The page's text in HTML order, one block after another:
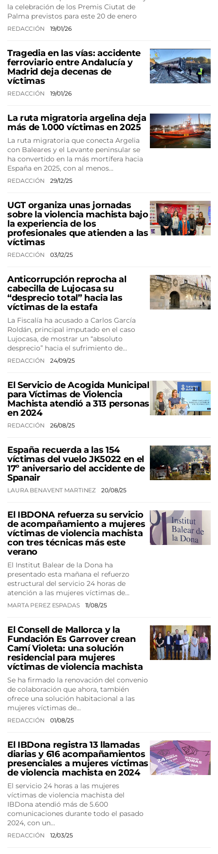
la celebración de los Premis Ciutat de
Palma previstos para este 20 de enero
REDACCIÓN 19/01/26
Tragedia en las vías: accidente
ferroviario entre Andalucía y
Madrid deja decenas de
víctimas
REDACCIÓN 19/01/26
La ruta migratoria argelina deja
más de 1.000 víctimas en 2025
La ruta migratoria que conecta Argelia
con Baleares y el Levante peninsular se
ha convertido en la más mortífera hacia
España en 2025, con al menos…
REDACCIÓN 29/12/25
UGT organiza unas jornadas
sobre la violencia machista bajo
la experiencia de los
profesionales que atienden a las
víctimas
REDACCIÓN 03/12/25
Anticorrupción reprocha al
cabecilla de Lujocasa su
“desprecio total” hacia las
víctimas de la estafa
La Fiscalía ha acusado a Carlos García
Roldán, principal imputado en el caso
Lujocasa, de mostrar un “absoluto
desprecio” hacia el sufrimiento de…
REDACCIÓN 24/09/25
El Servicio de Acogida Municipal
para Víctimas de Violencia
Machista atendió a 313 personas
en 2024
REDACCIÓN 26/08/25
España recuerda a las 154
víctimas del vuelo JK5022 en el
17º aniversario del accidente de
Spanair
LAURA BENAVENT MARTINEZ 20/08/25
El IBDONA refuerza su servicio
de acompañamiento a mujeres
víctimas de violencia machista
con tres técnicas más este
verano
El Institut Balear de la Dona ha
presentado esta mañana el refuerzo
estructural del servicio 24 horas de
atención a las mujeres víctimas de…
MARTA PEREZ ESPADAS 11/08/25
El Consell de Mallorca y la
Fundación Es Garrover crean
Camí Violeta: una solución
residencial para mujeres
víctimas de violencia machista
Se ha firmado la renovación del convenio
de colaboración que ahora, también
ofrece una solución habitacional a las
mujeres víctimas de…
REDACCIÓN 01/08/25
El IBDona registra 13 llamadas
diarias y 616 acompañamientos
presenciales a mujeres víctimas
de violencia machista en 2024
El servicio 24 horas a las mujeres
víctimas de violencia machista del
IBDona atendió más de 5.600
comunicaciones durante todo el pasado
2024, con un…
REDACCIÓN 12/03/25